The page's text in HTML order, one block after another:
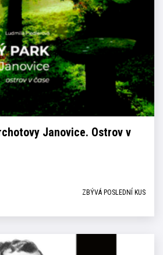
Janovice. Ostrov v
ZBÝVÁ POSLEDNÍ KUS